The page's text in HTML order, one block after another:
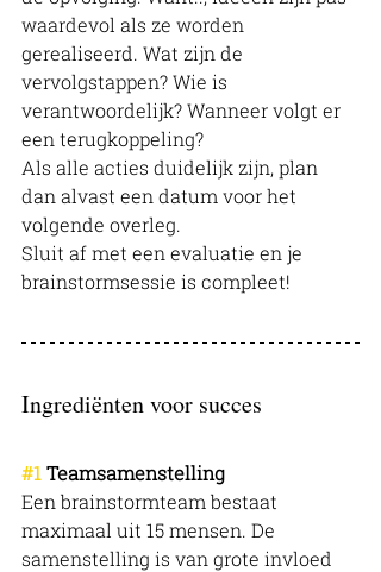
waardevol als ze worden
gerealiseerd. Wat zijn de
vervolgstappen? Wie is
verantwoordelijk? Wanneer volgt er
een terugkoppeling?
Als alle acties duidelijk zijn, plan
dan alvast een datum voor het
volgende overleg.
Sluit af met een evaluatie en je
brainstormsessie is compleet!
Ingrediënten voor succes
#1 Teamsamenstelling
Een brainstormteam bestaat
maximaal uit 15 mensen. De
samenstelling is van grote invloed